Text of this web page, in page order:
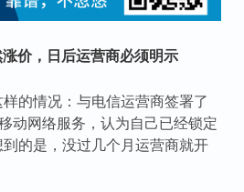
价，日后运营商必须明示
的情况：与电信运营商签署了
动网络服务，认为自己已经锁定
的是，没过几个月运营商就开